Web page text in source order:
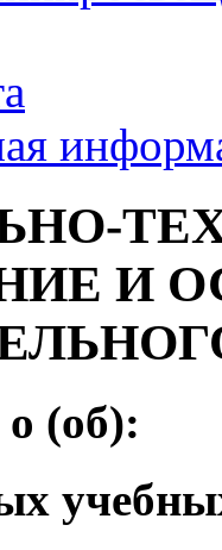
И
(об):